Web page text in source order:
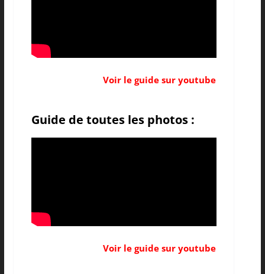
Voir le guide sur youtube
Guide de toutes les photos :
Voir le guide sur youtube